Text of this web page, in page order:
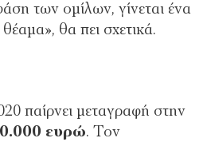
των ομίλων, γίνεται ένα
θα πει σχετικά.
παίρνει μεταγραφή στην
ευρώ. Τον